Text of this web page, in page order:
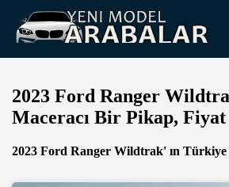
2023 Ford Ranger
Maceracı Bir Pikap,
2023 Ford Ranger Wildtrak' ın Türkiye